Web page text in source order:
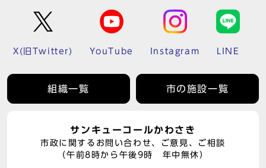
X(旧Twitter) YouTube Instagram LINE
組織一覧 市の施設一覧
サンキューコールかわさき
市政に関するお問い合わせ、ご意見、ご相談
（午前8時から午後9時 年中無休）